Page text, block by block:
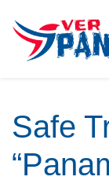
contenido
Safe